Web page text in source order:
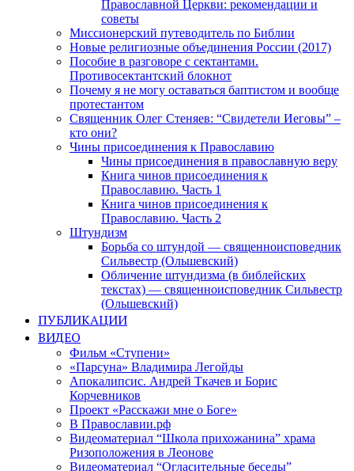
Православной Церкви: рекомендации и
советы
Миссионерский путеводитель по Библии
Новые религиозные объединения России (2017)
Пособие в разговоре с сектантами.
Противосектантский блокнот
Почему я не могу оставаться баптистом и вообще
протестантом
Священник Олег Стеняев: “Свидетели Иеговы” –
кто они?
Чины присоединения к Православию
Чины присоединения в православную веру
Книга чинов присоединения к
Православию. Часть 1
Книга чинов присоединения к
Православию. Часть 2
Штундизм
Борьба со штундой — священноисповедник
Сильвестр (Ольшевский)
Обличение штундизма (в библейских
текстах) — священноисповедник Сильвестр
(Ольшевский)
ПУБЛИКАЦИИ
ВИДЕО
Фильм «Ступени»
«Парсуна» Владимира Легойды
Апокалипсис. Андрей Ткачев и Борис
Корчевников
Проект «Расскажи мне о Боге»
В Православии.рф
Видеоматериал “Школа прихожанина” храма
Ризоположения в Леонове
Видеоматериал “Огласительные беседы”